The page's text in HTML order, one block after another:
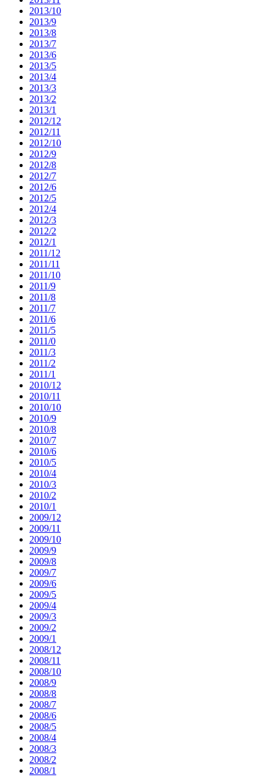
2013/10
2013/9
2013/8
2013/7
2013/6
2013/5
2013/4
2013/3
2013/2
2013/1
2012/12
2012/11
2012/10
2012/9
2012/8
2012/7
2012/6
2012/5
2012/4
2012/3
2012/2
2012/1
2011/12
2011/11
2011/10
2011/9
2011/8
2011/7
2011/6
2011/5
2011/0
2011/3
2011/2
2011/1
2010/12
2010/11
2010/10
2010/9
2010/8
2010/7
2010/6
2010/5
2010/4
2010/3
2010/2
2010/1
2009/12
2009/11
2009/10
2009/9
2009/8
2009/7
2009/6
2009/5
2009/4
2009/3
2009/2
2009/1
2008/12
2008/11
2008/10
2008/9
2008/8
2008/7
2008/6
2008/5
2008/4
2008/3
2008/2
2008/1